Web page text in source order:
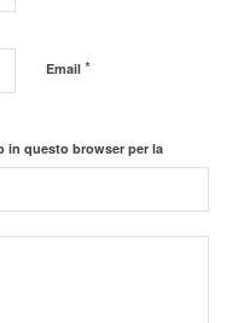
Email *
in questo browser per la